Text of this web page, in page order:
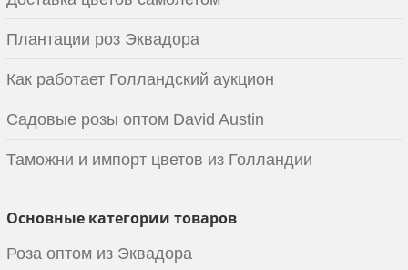
Плантации роз Эквадора
Как работает Голландский аукцион
Садовые розы оптом David Austin
Таможни и импорт цветов из Голландии
Основные категории товаров
Роза оптом из Эквадора